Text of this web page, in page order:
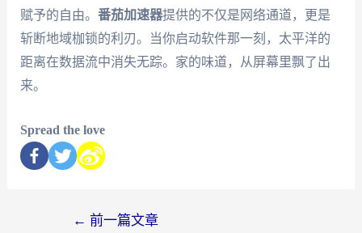
赋予的自由。 番茄加速器提供的不仅是网络通道，更是
斩断地域枷锁的利刃。当你启动软件那一刻，太平洋的
距离在数据流中消失无踪。家的味道，从屏幕里飘了出
来。
Spread the love
← 前一篇文章